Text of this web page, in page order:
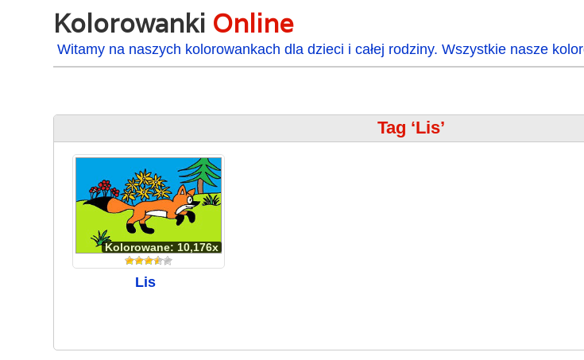
Kolorowanki Online
Witamy na naszych kolorowankach dla dzieci i całej rodziny. Wszystkie nasze
Tag ‘Lis’
Kolorowane: 10,176x
Lis